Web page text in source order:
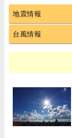
地震情報
台風情報